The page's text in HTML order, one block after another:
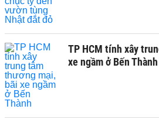
TP HCM tính xây
xe ngầm ở Bến Thành